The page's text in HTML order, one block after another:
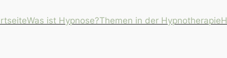
Was ist Hypnose?Themen in der Hypnotherapie